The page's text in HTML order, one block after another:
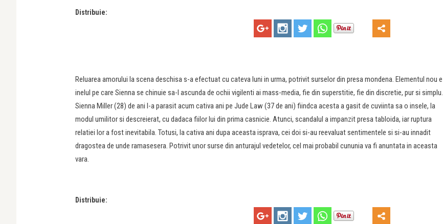
Distribuie:
Reluarea amorului la scena deschisa s-a efectuat cu cateva luni in urma, potrivit surselor din presa mondena. Elementul nou e
inelul pe care Sienna se chinuie sa-l ascunda de ochii vigilenti ai mass-media, fie din superstitie, fie din discretie, pur si simplu.
Sienna Miller (28) de ani l-a parasit acum cativa ani pe Jude Law (37 de ani) fiindca acesta a gasit de cuviinta sa o insele, la
modul umilitor si descreierat, cu dadaca fiilor lui din prima casnicie. Atunci, scandalul a impanzit presa tabloida, iar ruptura
relatiei lor a fost inevitabila. Totusi, la cativa ani dupa aceasta isprava, cei doi si-au reevaluat sentimentele si si-au innadit
dragostea de unde ramasesera. Potrivit unor surse din anturajul vedetelor, cel mai probabil cununia va fi anuntata in aceasta
vara.
Distribuie: